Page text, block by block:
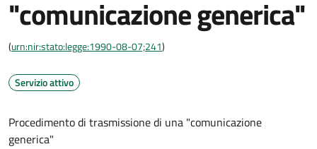
"comunicazione generica"
(urn:nir:stato:legge:1990-08-07;241)
Servizio attivo
Procedimento di trasmissione di una "comunicazione
generica"